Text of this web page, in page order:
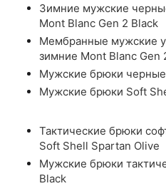
Зимние мужские
Mont Blanc Gen 2 Black
Мембранные мужские
зимние Mont Blanc Gen
Мужские брюки
Мужские брюки Soft
Тактические брюки
Soft Shell Spartan Olive
Мужские брюки
Black